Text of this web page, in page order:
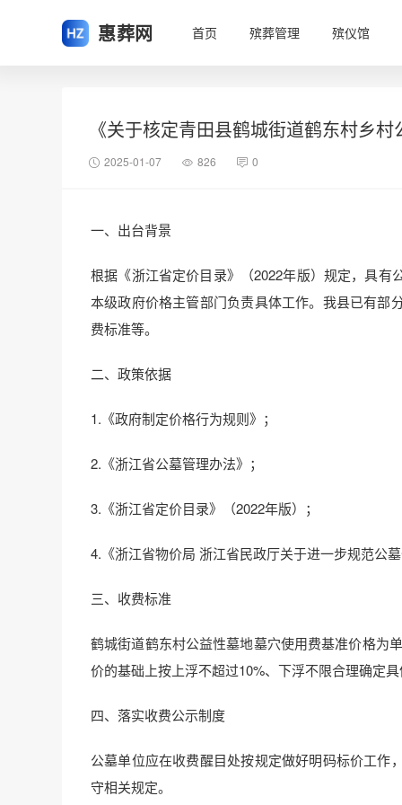
惠葬网 首页 殡葬管理 殡仪馆
《关于核定青田县鹤城街道鹤东村乡
2025-01-07 826 0
一、出台背景
根据《浙江省定价目录》（2022年版）规定，具
本级政府价格主管部门负责具体工作。我县已有部
费标准等。
二、政策依据
1.《政府制定价格行为规则》；
2.《浙江省公墓管理办法》；
3.《浙江省定价目录》（2022年版）；
4.《浙江省物价局 浙江省民政厅关于进一步规范公
三、收费标准
鹤城街道鹤东村公益性墓地墓穴使用费基准价格为
价的基础上按上浮不超过10%、下浮不限合理确定
四、落实收费公示制度
公墓单位应在收费醒目处按规定做好明码标价工作
守相关规定。